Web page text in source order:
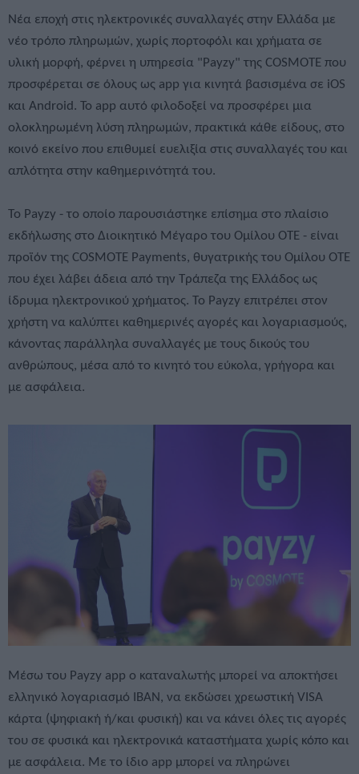
Νέα εποχή στις ηλεκτρονικές συναλλαγές στην Ελλάδα με
νέο τρόπο πληρωμών, χωρίς πορτοφόλι και χρήματα σε
υλική μορφή, φέρνει η υπηρεσία "Payzy" της COSMOTE που
προσφέρεται σε όλους ως app για κινητά βασισμένα σε iOS
και Android. To app αυτό φιλοδοξεί να προσφέρει μια
ολοκληρωμένη λύση πληρωμών, πρακτικά κάθε είδους, στο
κοινό εκείνο που επιθυμεί ευελιξία στις συναλλαγές του και
απλότητα στην καθημερινότητά του.
Το Payzy - το οποίο παρουσιάστηκε επίσημα στο πλαίσιο
εκδήλωσης στο Διοικητικό Μέγαρο του Ομίλου ΟΤΕ - είναι
προϊόν της COSMOTE Payments, θυγατρικής του Ομίλου ΟΤΕ
που έχει λάβει άδεια από την Τράπεζα της Ελλάδος ως
ίδρυμα ηλεκτρονικού χρήματος. Το Payzy επιτρέπει στον
χρήστη να καλύπτει καθημερινές αγορές και λογαριασμούς,
κάνοντας παράλληλα συναλλαγές με τους δικούς του
ανθρώπους, μέσα από το κινητό του εύκολα, γρήγορα και
με ασφάλεια.
Μέσω του Payzy app ο καταναλωτής μπορεί να αποκτήσει
ελληνικό λογαριασμό IBAN, να εκδώσει χρεωστική VISA
κάρτα (ψηφιακή ή/και φυσική) και να κάνει όλες τις αγορές
του σε φυσικά και ηλεκτρονικά καταστήματα χωρίς κόπο και
με ασφάλεια. Με το ίδιο app μπορεί να πληρώνει